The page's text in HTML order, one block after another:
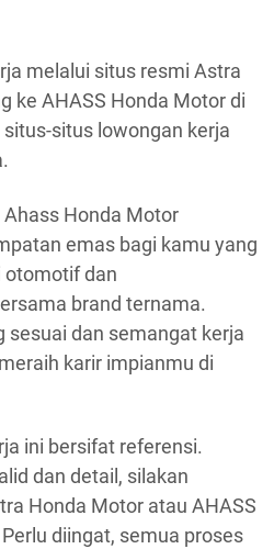
melalui situs resmi Astra
ke AHASS Honda Motor di
situs lowongan kerja
Honda Motor
emas bagi kamu yang
otomotif dan
brand ternama.
sesuai dan semangat kerja
karir impianmu di
ini bersifat referensi.
dan detail, silakan
Honda Motor atau AHASS
diingat, semua proses